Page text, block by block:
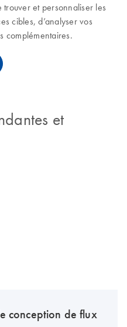
et personnaliser les
cibles, d’analyser vos
complémentaires.
et
conception de flux